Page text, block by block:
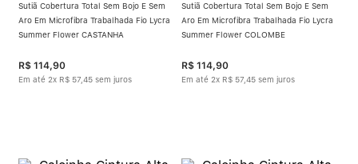
Sutiã Cobertura Total Sem Bojo E Sem
Aro Em Microfibra Trabalhada Fio Lycra
Summer Flower CASTANHA
R$ 114,90
Em até 2x R$ 57 45 sem juros
Sutiã Cobertura Total Sem Bojo E Sem
Aro Em Microfibra Trabalhada Fio Lycra
Summer Flower COLOMBE
R$ 114,90
Em até 2x R$ 57 45 sem juros